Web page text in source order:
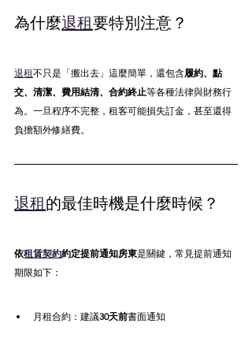
為什麼退租要特別注意？
退租不只是「搬出去」這麼簡單，還包含履約、點
交、清潔、費用結清、合約終止等各種法律與財務行
為。一旦程序不完整，租客可能損失訂金，甚至還得
負擔額外修繕費。
退租的最佳時機是什麼時候？
依租賃契約約定提前通知房東是關鍵，常見提前通知
期限如下：
月租合約：建議30天前書面通知